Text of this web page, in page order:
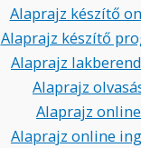
Alaprajz készítő
Alaprajz készítő
Alaprajz
Alaprajz
Alaprajz online
Alaprajz online